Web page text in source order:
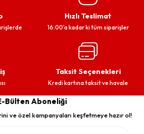
Hızlı Teslimat
16:00’a kadar ki tüm siparişler
Taksit Seçenekleri
Kredi kartına taksit ve havale
Bülten Aboneliği
ve özel kampanyaları keşfetmeye hazır ol!